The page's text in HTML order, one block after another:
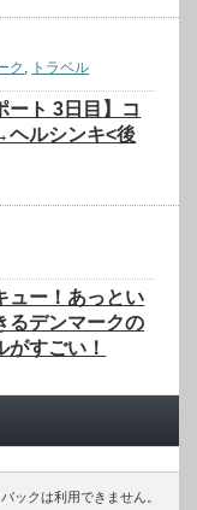
ク トラベル
ート 3日目】コ
ルシンキ<後
ュー！あっとい
るデンマークの
がすごい！
ックは利用できません。